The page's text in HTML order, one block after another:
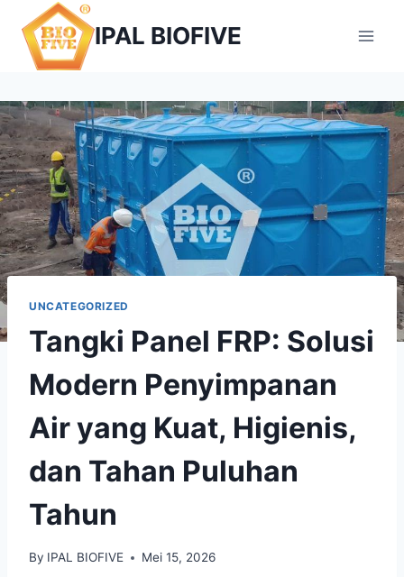
content
IPAL BIOFIVE
UNCATEGORIZED
Tangki Panel FRP: Solusi
Modern Penyimpanan
Air yang Kuat, Higienis,
dan Tahan Puluhan
Tahun
By IPAL BIOFIVE Mei 15, 2026